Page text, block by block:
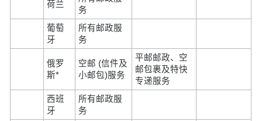
荷兰
务
葡萄
牙
所有邮政服
务
俄罗
斯*
空邮 (信件及
小邮包)服务
平邮邮政、空
邮包裹及特快
专递服务
西班
牙
所有邮政服
务